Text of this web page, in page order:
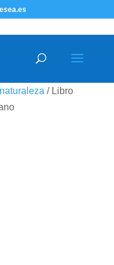
/ Libro